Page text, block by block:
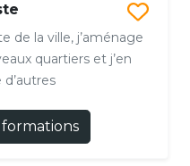
de la ville, j’aménage
quartiers et j’en